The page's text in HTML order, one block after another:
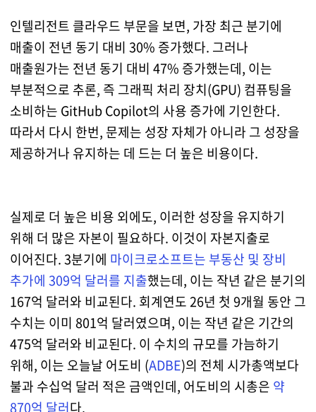
인텔리전트 클라우드 부문을 보면, 가장 최근 분기에
매출이 전년 동기 대비 30% 증가했다. 그러나
매출원가는 전년 동기 대비 47% 증가했는데, 이는
부분적으로 추론, 즉 그래픽 처리 장치(GPU) 컴퓨팅을
소비하는 GitHub Copilot의 사용 증가에 기인한다.
따라서 다시 한번, 문제는 성장 자체가 아니라 그 성장을
제공하거나 유지하는 데 드는 더 높은 비용이다.
실제로 더 높은 비용 외에도, 이러한 성장을 유지하기
위해 더 많은 자본이 필요하다. 이것이 자본지출로
이어진다. 3분기에 마이크로소프트는 부동산 및 장비
추가에 309억 달러를 지출했는데, 이는 작년 같은 분기의
167억 달러와 비교된다. 회계연도 26년 첫 9개월 동안 그
수치는 이미 801억 달러였으며, 이는 작년 같은 기간의
475억 달러와 비교된다. 이 수치의 규모를 가늠하기
위해, 이는 오늘날 어도비 (ADBE)의 전체 시가총액보다
불과 수십억 달러 적은 금액인데, 어도비의 시총은 약
870억 달러다.